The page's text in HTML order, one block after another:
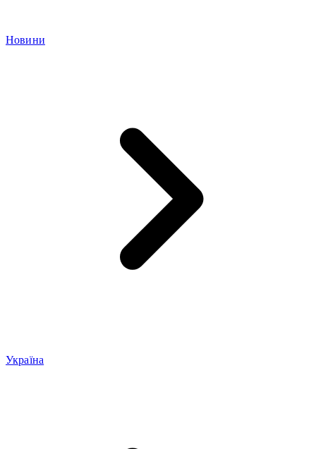
Новини
Україна